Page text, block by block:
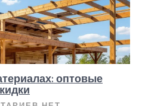
оптовые